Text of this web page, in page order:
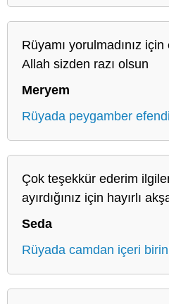
Rüyamı yorulmadınız
Allah sizden razı olsun
Meryem
Rüyada peygamber
Çok teşekkür ederim
ayırdığınız için hayırlı
Seda
Rüyada camdan içeri